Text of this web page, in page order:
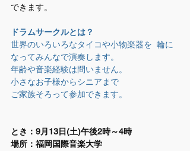
できます。
ドラムサークルとは？
世界のいろいろなタイコや小物楽器を  輪に
なってみんなで演奏します。
年齢や音楽経験は問いません。
小さなお子様からシニアまで
ご家族そろって参加できます。
と き：9月13日(土)午後2時～4時
場所：福岡国際音楽大学